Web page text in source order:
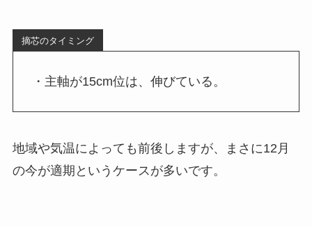
摘芯のタイミング
・主軸が15cm位は、伸びている。
地域や気温によっても前後しますが、まさに12月
の今が適期というケースが多いです。